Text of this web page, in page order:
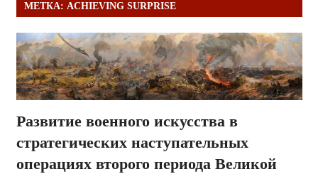
МЕТКА: ACHIEVING SURPRISE
Развитие военного искусства в
стратегических наступательных
операциях второго периода Великой